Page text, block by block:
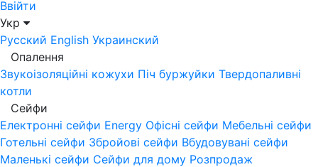
Ввійти
Укр
Русский English Украинский
Опалення
Звукоізоляційні кожухи Піч буржуйки Твердопаливні
котли
Сейфи
Електронні сейфи Energy Офісні сейфи Мебельні сейфи
Готельні сейфи Збройові сейфи Вбудовувані сейфи
Маленькі сейфи Сейфи для дому Розпродаж